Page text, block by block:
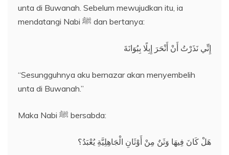
unta di Buwanah. Sebelum mewujudkan itu, ia
mendatangi Nabi ﷺ dan bertanya:
إِنِّي نَذَرْتُ أَنْ أَنْحَرَ إِبِلًا بِبُوَانَةَ
“Sesungguhnya aku bernazar akan menyembelih
unta di Buwanah.”
Maka Nabi ﷺ bersabda:
هَلْ كَانَ فِيهَا وَثَنٌ مِنْ أَوْثَانِ الْجَاهِلِيَّةِ يُعْبَدُ؟